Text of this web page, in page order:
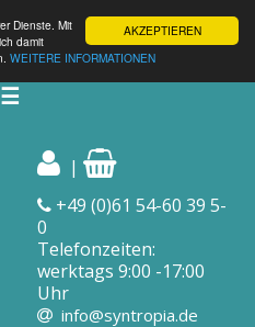
AKZEPTIEREN
Dienste. Mit
damit
WEITERE INFORMATIONEN
☰
|
+49 (0)61 54-60 39 5-
0
Telefonzeiten:
werktags 9:00 -17:00
Uhr
info@syntropia.de